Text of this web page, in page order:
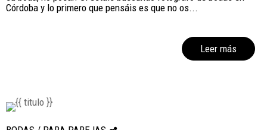
Córdoba y lo primero que pensáis es que no os...
Leer más